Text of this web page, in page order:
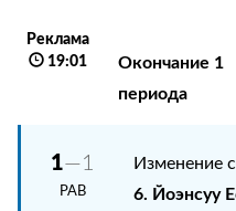
Реклама
19:01
Окончание 1
периода
1—1
РАВ
Изменение
6. Йоэнсуу